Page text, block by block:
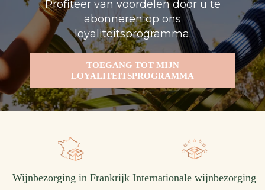
Profiteer van voordelen door u te
abonneren op ons
loyaliteitsprogramma.
TOEGANG TOT MIJN
LOYALITEITSPROGRAMMA
Wijnbezorging in Frankrijk Internationale wijnbezorging